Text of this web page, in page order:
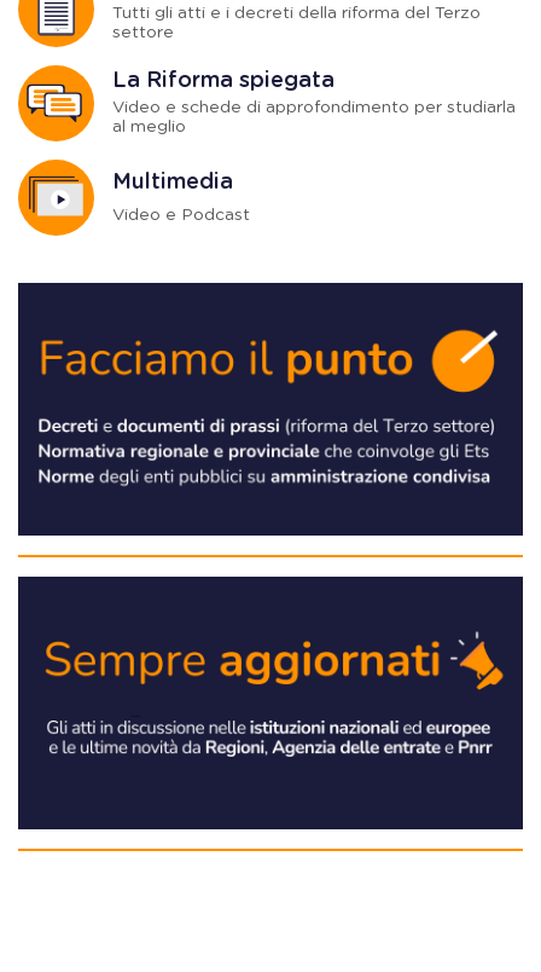
Tutti gli atti e i decreti della riforma del Terzo
settore
La Riforma spiegata
Video e schede di approfondimento per studiarla
al meglio
Multimedia
Video e Podcast